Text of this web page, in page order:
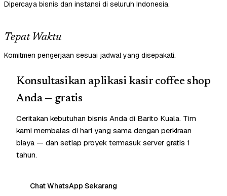
Dipercaya bisnis dan instansi di seluruh Indonesia.
Tepat Waktu
Komitmen pengerjaan sesuai jadwal yang disepakati.
Konsultasikan aplikasi kasir coffee shop
Anda — gratis
Ceritakan kebutuhan bisnis Anda di Barito Kuala. Tim
kami membalas di hari yang sama dengan perkiraan
biaya — dan setiap proyek termasuk server gratis 1
tahun.
Chat WhatsApp Sekarang